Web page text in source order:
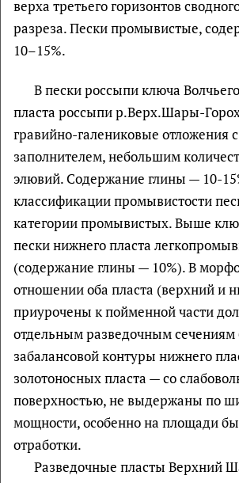
верха третьего горизонтов
разреза. Пески промывистые,
10–15%.
В пески россыпи ключа
пласта россыпи р.Верх.Шары-
гравийно-галениковые отложения
заполнителем, небольшим
элювий. Содержание глины — 10-
классификации промывистости
категории промывистых. Выше
пески нижнего пласта
(содержание глины — 10%). В
отношении оба пласта (верхний и
приурочены к пойменной части
отдельным разведочным сечениям
забалансовой контуры нижнего
золотоносных пласта — со
поверхностью, не выдержаны по
мощности, особенно на площади
отработки.
Разведочные пласты Верхний